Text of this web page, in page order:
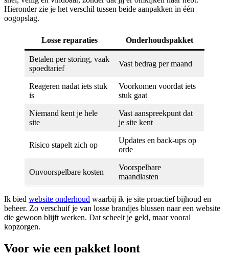
Hieronder zie je het verschil tussen beide aanpakken in één
oogopslag.
Losse reparaties Onderhoudspakket
Betalen per storing, vaak
spoedtarief
Vast bedrag per maand
Reageren nadat iets stuk
is
Voorkomen voordat iets
stuk gaat
Niemand kent je hele
site
Vast aanspreekpunt dat
je site kent
Risico stapelt zich op
Updates en back-ups op
orde
Onvoorspelbare kosten
Voorspelbare
maandlasten
Ik bied website onderhoud waarbij ik je site proactief bijhoud en
beheer. Zo verschuif je van losse brandjes blussen naar een website
die gewoon blijft werken. Dat scheelt je geld, maar vooral
kopzorgen.
Voor wie een pakket loont